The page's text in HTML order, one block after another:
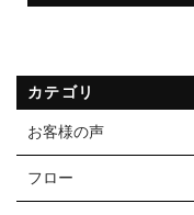
カテゴリ
お客様の声
フロー